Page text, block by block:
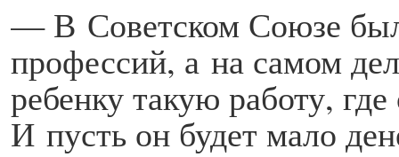
— В Советском Союзе
профессий, а на самом
ребенку такую работу,
И пусть он будет мало